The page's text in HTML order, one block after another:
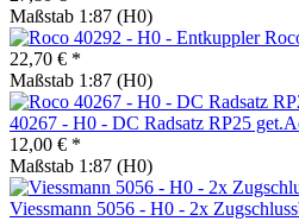
Maßstab 1:87 (H0)
22,70 € *
Maßstab 1:87 (H0)
40267 - H0 - DC Radsatz RP25
12,00 € *
Maßstab 1:87 (H0)
Viessmann 5056 - H0 - 2x